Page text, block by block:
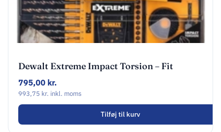
Dewalt Extreme Impact Torsion – Fit
TSTAK IV Drawer – 100 Piece Drill Drive
Set
795,00 kr.
993,75 kr. inkl. moms
Tilføj til kurv